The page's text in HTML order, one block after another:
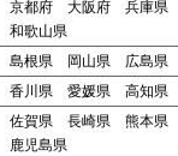
都府 大阪府 兵庫県
歌山県
根県 岡山県 広島県
川県 愛媛県 高知県
賀県 長崎県 熊本県
児島県